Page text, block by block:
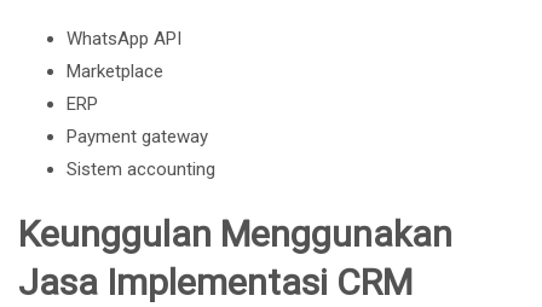
WhatsApp API
Marketplace
ERP
Payment gateway
Sistem accounting
Keunggulan Menggunakan
Jasa Implementasi CRM